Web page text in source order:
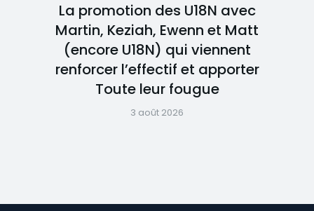
La promotion des U18N avec
Martin, Keziah, Ewenn et Matt
(encore U18N) qui viennent
renforcer l’effectif et apporter
Toute leur fougue
3 août 2026